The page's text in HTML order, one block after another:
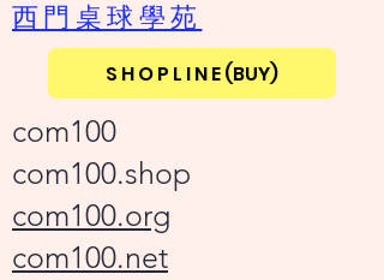
​西門桌球學苑
S H O P L I N E (BUY)
com100
com100.shop
com100.org
com100.net